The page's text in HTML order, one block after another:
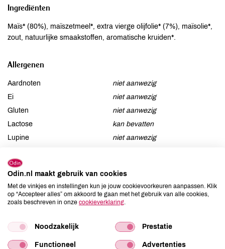
Ingrediënten
Maïs* (80%), maïszetmeel*, extra vierge olijfolie* (7%), maïsolie*,
zout, natuurlijke smaakstoffen, aromatische kruiden*.
Allergenen
Aardnoten
niet aanwezig
Ei
niet aanwezig
Gluten
niet aanwezig
Lactose
kan bevatten
Lupine
niet aanwezig
Noten
Schaaldieren
niet aanwezig
Selderij
niet aanwezig
Sesam
niet aanwezig
Vis
niet aanwezig
Weekdieren
niet aanwezig
Odin.nl maakt gebruik van cookies
Met de vinkjes en instellingen kun je jouw cookievoorkeuren aanpassen. Klik
op “Accepteer alles” om akkoord te gaan met het gebruik van alle cookies,
zoals beschreven in onze cookieverklaring
Noodzakelijk Prestatie
Functioneel Advertenties